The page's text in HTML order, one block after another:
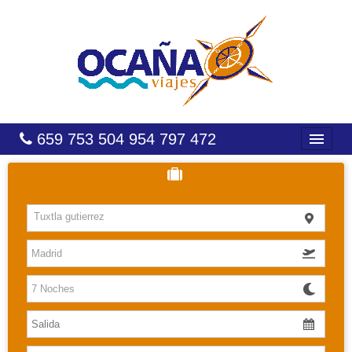
659 753 504 954 797 472
HOTELES
COSTAS
CARIBE
CANARIAS
BALEARES
Tuxtla gutierrez